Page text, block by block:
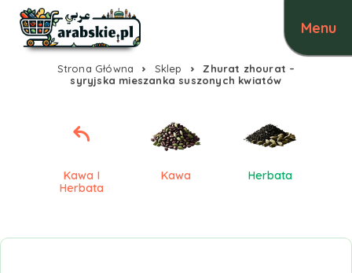
Strona Główna Sklep
Zhurat zhourat –
syryjska mieszanka suszonych kwiatów
Kawa I
Herbata
Kawa Herbata